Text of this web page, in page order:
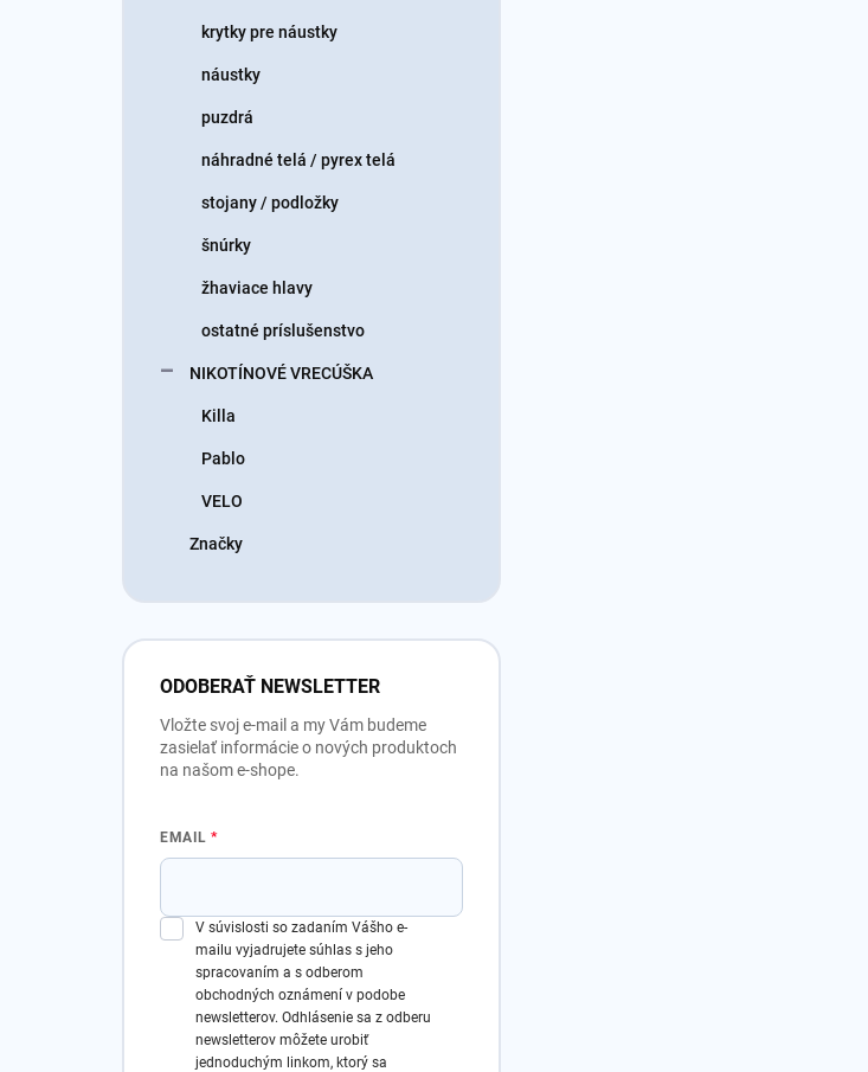
krytky pre náustky
náustky
puzdrá
náhradné telá / pyrex telá
stojany / podložky
šnúrky
žhaviace hlavy
ostatné príslušenstvo
NIKOTÍNOVÉ VRECÚŠKA
Killa
Pablo
VELO
Značky
ODOBERAŤ NEWSLETTER
Vložte svoj e-mail a my Vám budeme
zasielať informácie o nových produktoch
na našom e-shope.
EMAIL
V súvislosti so zadaním Vášho e-
mailu vyjadrujete súhlas s jeho
spracovaním a s odberom
obchodných oznámení v podobe
newsletterov. Odhlásenie sa z odberu
newsletterov môžete urobiť
jednoduchým linkom, ktorý sa